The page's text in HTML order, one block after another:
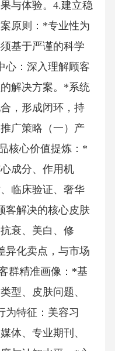
与体验。4.建立稳
原则：*专业性为
基于严谨的科学
心：深入理解顾客
解决方案。*系统
，形成闭环，持
广策略（一）产
核心价值提炼：*
成分、作用机
临床验证、奢华
客解决的核心皮肤
衰、美白、修
异化卖点，与市场
群精准画像：*基
型、皮肤问题、
为特征：美容习
体、专业期刊、